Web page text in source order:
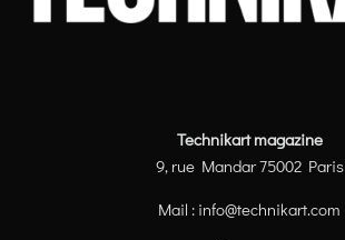
Technikart magazine
9, rue Mandar 75002 Paris
Mail : info@technikart.com